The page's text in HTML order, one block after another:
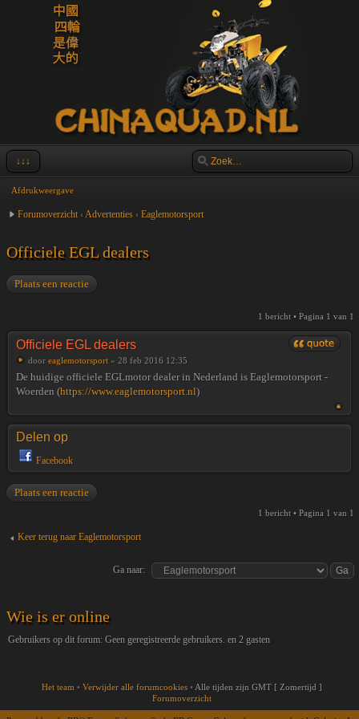
↓↓↓
Afdrukweergave
Forumoverzicht ‹ Advertenties ‹ Eaglemotorsport
Officiele EGL dealers
Plaats een reactie
1 bericht • Pagina 1 van 1
Officiele EGL dealers
door eaglemotorsport » 28 feb 2016 12:35
De huidige officiele EGLmotor dealer in Nederland is Eaglemotorsport -
Woerden (https://www.eaglemotorsport.nl)
Delen op
Facebook
Plaats een reactie
1 bericht • Pagina 1 van 1
Keer terug naar Eaglemotorsport
Ga naar:
Wie is er online
Gebruikers op dit forum: Geen geregistreerde gebruikers. en 2 gasten
Het team • Verwijder alle forumcookies • Alle tijden zijn GMT [ Zomertijd ]
Forumoverzicht